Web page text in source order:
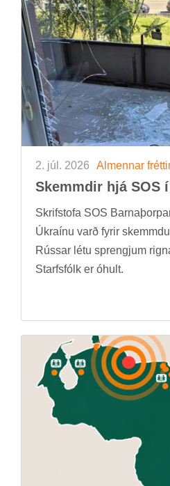
2. júl. 2026 Al­menn­ar
Skemmd­ir hjá SOS
Skrif­stofa SOS
Úkraínu varð fyr­ir
Rúss­ar létu sprengj­um
Starfs­fólk er óhult.